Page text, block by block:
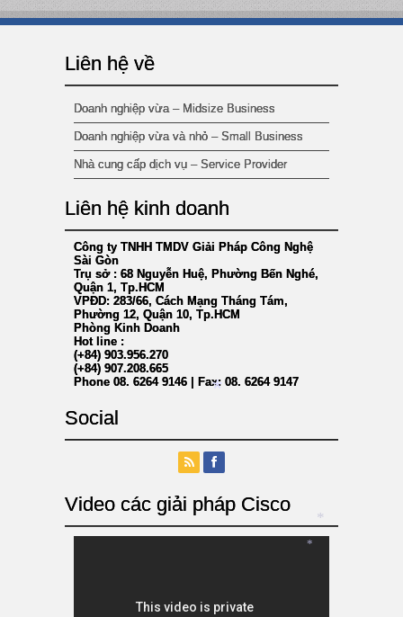
Liên hệ về
Doanh nghiệp vừa – Midsize Business
Doanh nghiệp vừa và nhỏ – Small Business
Nhà cung cấp dịch vụ – Service Provider
Liên hệ kinh doanh
Công ty TNHH TMDV Giải Pháp Công Nghệ
Sài Gòn
Trụ sở : 68 Nguyễn Huệ, Phường Bến Nghé,
Quận 1, Tp.HCM
VPĐD: 283/66, Cách Mạng Tháng Tám,
Phường 12, Quận 10, Tp.HCM
Phòng Kinh Doanh
Hot line :
(+84) 903.956.270
(+84) 907.208.665
Phone 08. 6264 9146 | Fax: 08. 6264 9147
Social
Video các giải pháp Cisco
*